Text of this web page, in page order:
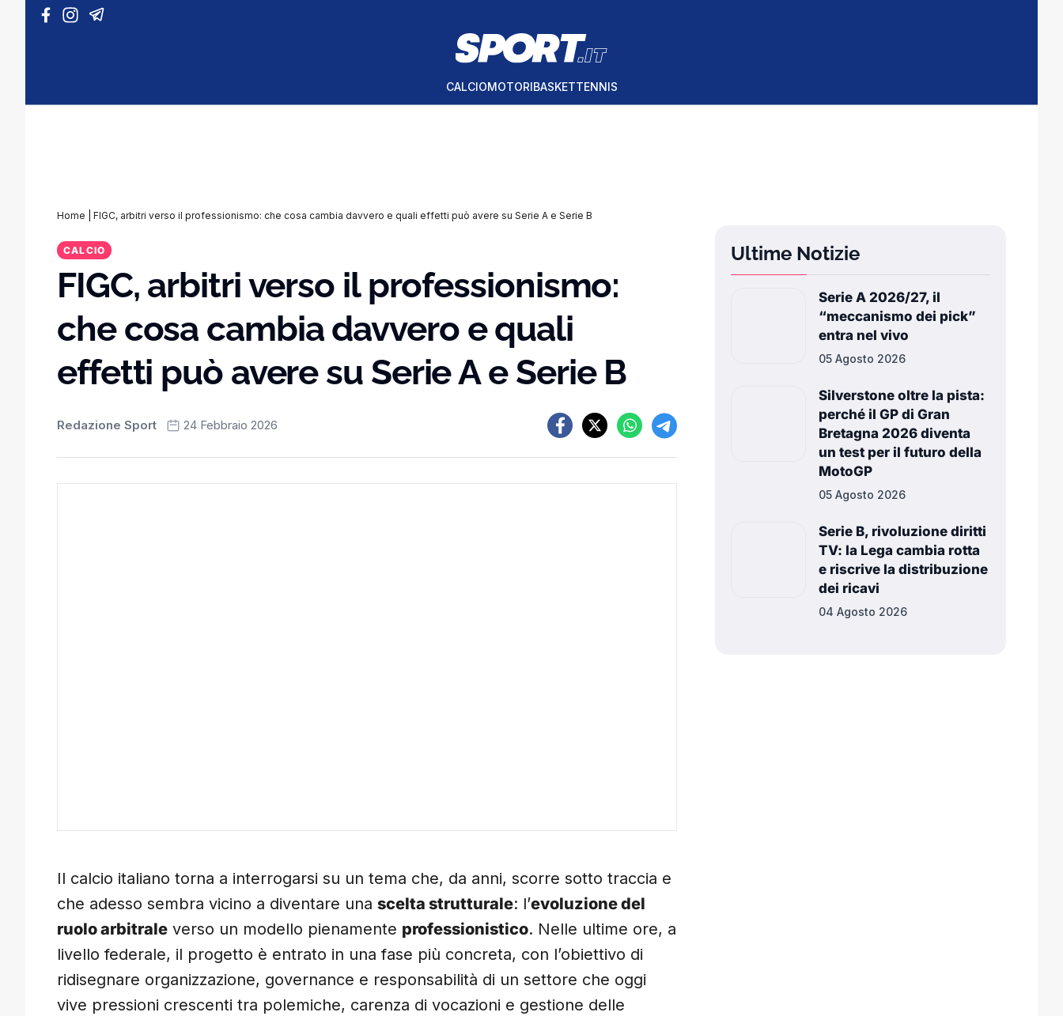
Vai al contenuto
CALCIOMOTORIBASKETTENNIS
Home FIGC, arbitri verso il professionismo: che cosa cambia davvero e quali effetti può avere su Serie A e Serie B
CALCIO
FIGC, arbitri verso il professionismo:
che cosa cambia davvero e quali
effetti può avere su Serie A e Serie B
Redazione Sport 24 Febbraio 2026
Il calcio italiano torna a interrogarsi su un tema che, da anni, scorre sotto traccia e
che adesso sembra vicino a diventare una scelta strutturale: l’evoluzione del
ruolo arbitrale verso un modello pienamente professionistico. Nelle ultime ore, a
livello federale, il progetto è entrato in una fase più concreta, con l’obiettivo di
ridisegnare organizzazione, governance e responsabilità di un settore che oggi
vive pressioni crescenti tra polemiche, carenza di vocazioni e gestione delle
Ultime Notizie
Serie A 2026/27, il
“meccanismo dei pick”
entra nel vivo
05 Agosto 2026
Silverstone oltre la pista:
perché il GP di Gran
Bretagna 2026 diventa
un test per il futuro della
MotoGP
05 Agosto 2026
Serie B, rivoluzione diritti
TV: la Lega cambia rotta
e riscrive la distribuzione
dei ricavi
04 Agosto 2026